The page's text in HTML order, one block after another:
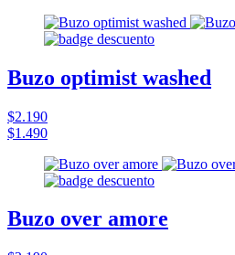
Buzo optimist washed
$2.190
$1.490
Buzo over amore